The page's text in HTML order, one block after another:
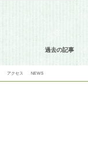
過去の記事
アクセス NEWS